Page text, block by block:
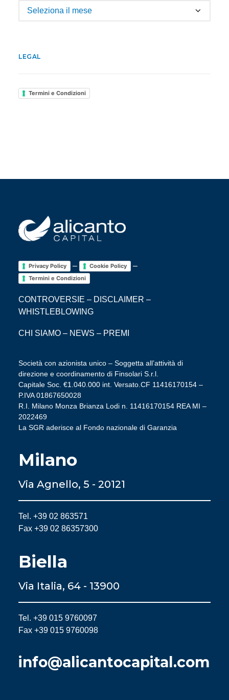
Archivio
LEGAL
Termini e Condizioni
Privacy Policy – Cookie Policy –
Termini e Condizioni
CONTROVERSIE – DISCLAIMER –
WHISTLEBLOWING
CHI SIAMO – NEWS – PREMI
Società con azionista unico – Soggetta all’attività di
direzione e coordinamento di Finsolari S.r.l.
Capitale Soc. €1.040.000 int. Versato.CF 11416170154 –
P.IVA 01867650028
R.I. Milano Monza Brianza Lodi n. 11416170154 REA MI –
2022469
La SGR aderisce al Fondo nazionale di Garanzia
Milano
Via Agnello, 5 - 20121
Tel. +39 02 863571
Fax +39 02 86357300
Biella
Via Italia, 64 - 13900
Tel. +39 015 9760097
Fax +39 015 9760098
info@alicantocapital.com